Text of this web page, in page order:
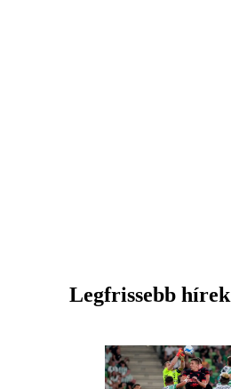
Legfrissebb hírek